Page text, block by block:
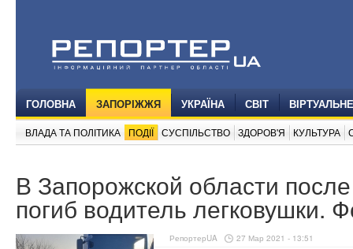
ГОЛОВНА ЗАПОРІЖЖЯ УКРАЇНА СВІТ
ВЛАДА ТА ПОЛІТИКА ПОДІЇ СУСПІЛЬСТВО ЗДОРОВ'Я КУЛЬТУРА
В Запорожской области
погиб водитель легковушки.
РепортерUA 27 Мар 2021 - 13:51